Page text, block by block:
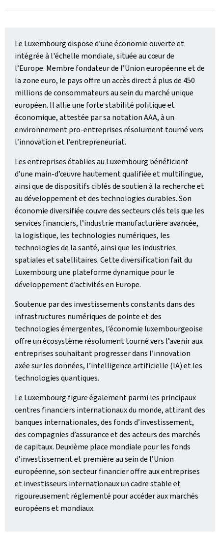
Le Luxembourg dispose d’une économie ouverte et
intégrée à l'échelle mondiale, située au cœur de
l’Europe. Membre fondateur de l’Union européenne et de
la zone euro, le pays offre un accès direct à plus de 450
millions de consommateurs au sein du marché unique
européen. Il allie une forte stabilité politique et
économique, attestée par sa notation AAA, à un
environnement pro‑entreprises résolument tourné vers
l’innovation et l’entrepreneuriat.
Les entreprises établies au Luxembourg bénéficient
d’une main-d’œuvre hautement qualifiée et multilingue,
ainsi que de dispositifs ciblés de soutien à la recherche et
au développement et des technologies durables. Son
économie diversifiée couvre des secteurs clés tels que les
services financiers, l’industrie manufacturière avancée,
la logistique, les technologies numériques, les
technologies de la santé, ainsi que les industries
spatiales et satellitaires. Cette diversification fait du
Luxembourg une plateforme dynamique pour le
développement d’activités en Europe.
Soutenue par des investissements constants dans des
infrastructures numériques de pointe et des
technologies émergentes, l’économie luxembourgeoise
offre un écosystème résolument tourné vers l’avenir aux
entreprises souhaitant progresser dans l’innovation
axée sur les données, l’intelligence artificielle (IA) et les
technologies quantiques.
Le Luxembourg figure également parmi les principaux
centres financiers internationaux du monde, attirant des
banques internationales, des fonds d’investissement,
des compagnies d’assurance et des acteurs des marchés
de capitaux. Deuxième place mondiale pour les fonds
d’investissement et première au sein de l’Union
européenne, son secteur financier offre aux entreprises
et investisseurs internationaux un cadre stable et
rigoureusement réglementé pour accéder aux marchés
européens et mondiaux.